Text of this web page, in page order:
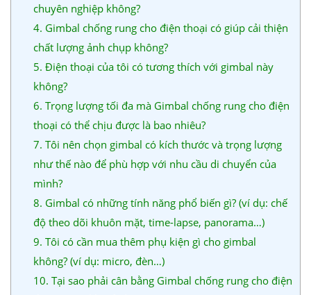
chuyên nghiệp không?
4. Gimbal chống rung cho điện thoại có giúp cải thiện
chất lượng ảnh chụp không?
5. Điện thoại của tôi có tương thích với gimbal này
không?
6. Trọng lượng tối đa mà Gimbal chống rung cho điện
thoại có thể chịu được là bao nhiêu?
7. Tôi nên chọn gimbal có kích thước và trọng lượng
như thế nào để phù hợp với nhu cầu di chuyển của
mình?
8. Gimbal có những tính năng phổ biến gì? (ví dụ: chế
độ theo dõi khuôn mặt, time-lapse, panorama…)
9. Tôi có cần mua thêm phụ kiện gì cho gimbal
không? (ví dụ: micro, đèn…)
10. Tại sao phải cân bằng Gimbal chống rung cho điện